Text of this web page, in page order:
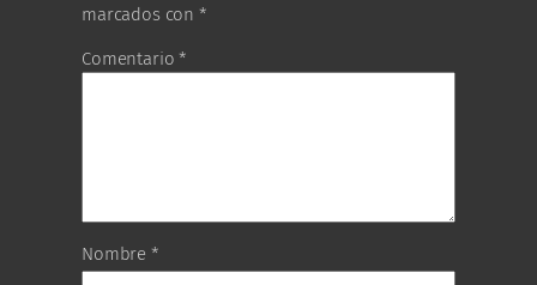
marcados con*
Comentario*
Nombre *